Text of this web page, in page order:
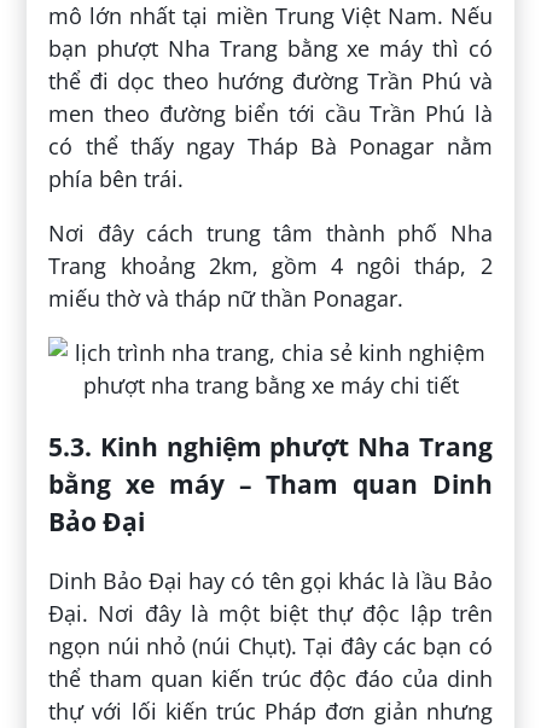
mô lớn nhất tại miền Trung Việt Nam. Nếu
bạn phượt Nha Trang bằng xe máy thì có
thể đi dọc theo hướng đường Trần Phú và
men theo đường biển tới cầu Trần Phú là
có thể thấy ngay Tháp Bà Ponagar nằm
phía bên trái.
Nơi đây cách trung tâm thành phố Nha
Trang khoảng 2km, gồm 4 ngôi tháp, 2
miếu thờ và tháp nữ thần Ponagar.
5.3. Kinh nghiệm phượt Nha Trang
bằng xe máy – Tham quan Dinh
Bảo Đại
Dinh Bảo Đại hay có tên gọi khác là lầu Bảo
Đại. Nơi đây là một biệt thự độc lập trên
ngọn núi nhỏ (núi Chụt). Tại đây các bạn có
thể tham quan kiến trúc độc đáo của dinh
thự với lối kiến trúc Pháp đơn giản nhưng